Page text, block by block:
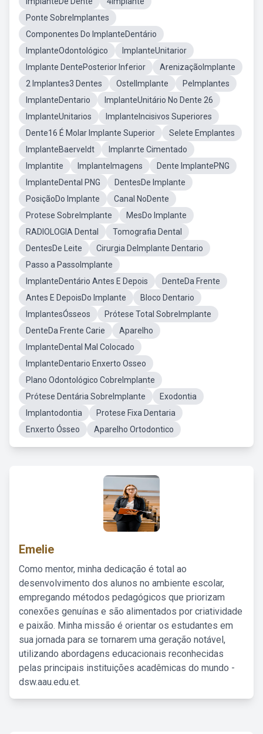
Ponte SobreImplantes
Componentes Do ImplanteDentário
ImplanteOdontológico
ImplanteUnitarior
Implante DentePosterior Inferior
ArenizaçãoImplante
2 Implantes3 Dentes
OstelImplante
PeImplantes
ImplanteDentario
ImplanteUnitário No Dente 26
ImplanteUnitarios
ImplanteIncisivos Superiores
Dente16 É Molar Implante Superior
Selete Emplantes
ImplanteBaerveldt
Implanrte Cimentado
Implantite
ImplanteImagens
Dente ImplantePNG
ImplanteDental PNG
DentesDe Implante
PosiçãoDo Implante
Canal NoDente
Protese SobreImplante
MesDo Implante
RADIOLOGIA Dental
Tomografia Dental
DentesDe Leite
Cirurgia DeImplante Dentario
Passo a PassoImplante
ImplanteDentário Antes E Depois
DenteDa Frente
Antes E DepoisDo Implante
Bloco Dentario
ImplantesÓsseos
Prótese Total SobreImplante
DenteDa Frente Carie
Aparelho
ImplanteDental Mal Colocado
ImplanteDentario Enxerto Osseo
Plano Odontológico CobreImplante
Prótese Dentária SobreImplante
Exodontia
Implantodontia
Protese Fixa Dentaria
Enxerto Ósseo
Aparelho Ortodontico
Emelie
Como mentor, minha dedicação é total ao
desenvolvimento dos alunos no ambiente escolar,
empregando métodos pedagógicos que priorizam
conexões genuínas e são alimentados por criatividade
e paixão. Minha missão é orientar os estudantes em
sua jornada para se tornarem uma geração notável,
utilizando abordagens educacionais reconhecidas
pelas principais instituições acadêmicas do mundo -
dsw.aau.edu.et.